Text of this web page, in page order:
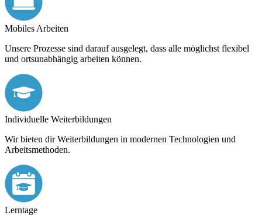
Mobiles Arbeiten
Unsere Prozesse sind darauf ausgelegt, dass alle möglichst flexibel
und ortsunabhängig arbeiten können.
Individuelle Weiterbildungen
Wir bieten dir Weiterbildungen in modernen Technologien und
Arbeitsmethoden.
Lerntage